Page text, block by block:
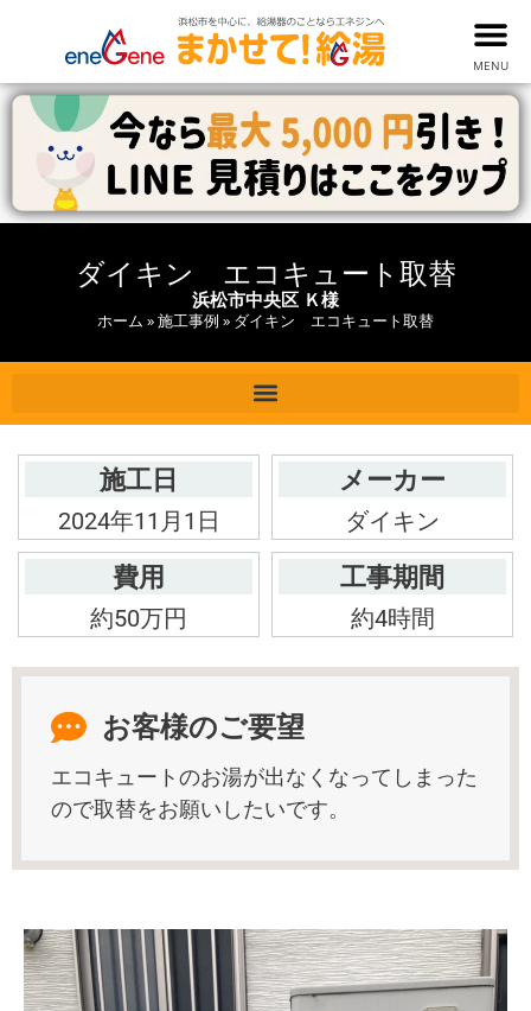
MENU
ダイキン エコキュート取替
浜松市中央区 Ｋ様
ホーム »施工事例 » ダイキン エコキュート取替
施工日
2024年11月1日
メーカー
ダイキン
費用
約50万円
工事期間
約4時間
お客様のご要望
エコキュートのお湯が出なくなってしまった
ので取替をお願いしたいです。